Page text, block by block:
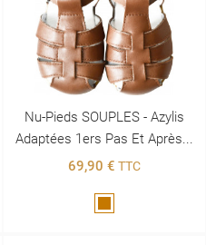
Nu-Pieds SOUPLES - Azylis
Adaptées 1ers Pas Et Après...
69,90 € TTC